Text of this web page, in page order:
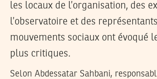
les locaux de l’organisation, des
l’observatoire et des
mouvements sociaux ont évoqué
plus critiques.
Selon Abdessatar Sahbani,